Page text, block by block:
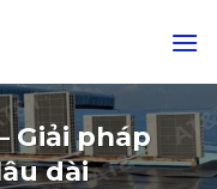
Giải pháp
dài